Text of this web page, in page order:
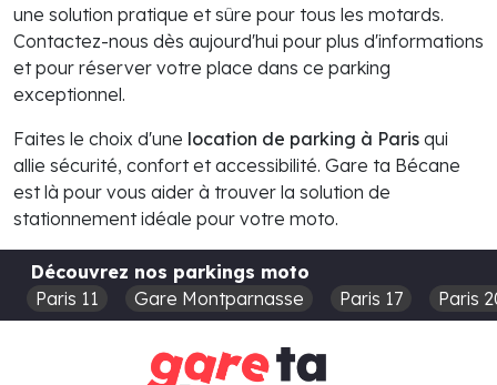
une solution pratique et sûre pour tous les motards.
Contactez-nous dès aujourd'hui pour plus d'informations
et pour réserver votre place dans ce parking
exceptionnel.
Faites le choix d'une location de parking à Paris qui
allie sécurité, confort et accessibilité. Gare ta Bécane
est là pour vous aider à trouver la solution de
stationnement idéale pour votre moto.
Découvrez nos parkings moto
Paris 11
Gare Montparnasse Paris 17 Paris